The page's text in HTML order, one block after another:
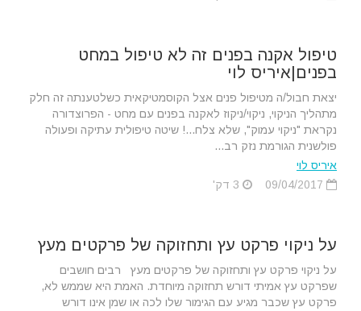
טיפול אקנה בפנים זה לא טיפול במחט
בפנים|איריס לוי
יצאת חבול/ה מטיפול פנים אצל הקוסמטיקאית כשלטענתה זה חלק
מתהליך הניקוי, ניקוי/ניקוז לאקנה בפנים עם מחט - הפרוצדורה
נקראת "ניקוי עמוק", שלא צלח...! שיטה טיפולית עתיקה ופעולה
פולשנית הגורמת נזק רב...
איריס לוי
על ניקוי פרקט עץ ותחזוקה של פרקטים מעץ
על ניקוי פרקט עץ ותחזוקה של פרקטים מעץ רבים חושבים
שפרקט עץ אמיתי דורש תחזוקה מיוחדת. האמת היא שממש לא,
פרקט עץ שכבר מגיע עם הגימור שלו לכה או שמן אינו דורש